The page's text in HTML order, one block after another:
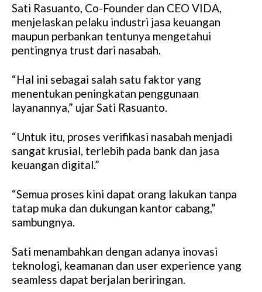
Sati Rasuanto, Co-Founder dan CEO VIDA,
menjelaskan pelaku industri jasa keuangan
maupun perbankan tentunya mengetahui
pentingnya trust dari nasabah.
“Hal ini sebagai salah satu faktor yang
menentukan peningkatan penggunaan
layanannya,” ujar Sati Rasuanto.
“Untuk itu, proses verifikasi nasabah menjadi
sangat krusial, terlebih pada bank dan jasa
keuangan digital.”
“Semua proses kini dapat orang lakukan tanpa
tatap muka dan dukungan kantor cabang,”
sambungnya.
Sati menambahkan dengan adanya inovasi
teknologi, keamanan dan user experience yang
seamless dapat berjalan beriringan.